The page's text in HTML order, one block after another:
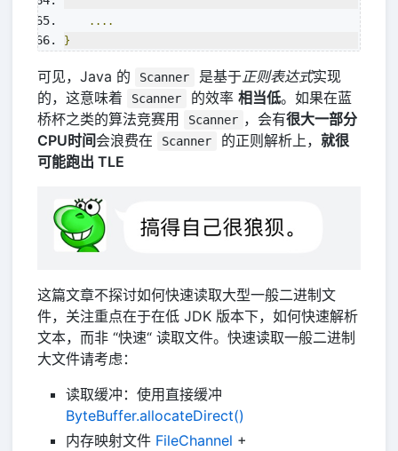
....
}
可见，Java 的 Scanner 是基于正则表达式实现
的，这意味着
Scanner 的效率 相当低。如果在蓝
桥杯之类的算法竞赛用
Scanner ，会有很大一部分
CPU时间会浪费在 Scanner 的正则解析上， 就很
可能跑出 TLE
这篇文章不探讨如何快速读取大型一般二进制文
件，关注重点在于在低 JDK 版本下，如何快速解析
文本，而非 “快速“ 读取文件。快速读取一般二进制
大文件请考虑：
读取缓冲：使用直接缓冲
ByteBuffer.allocateDirect()
内存映射文件 FileChannel +